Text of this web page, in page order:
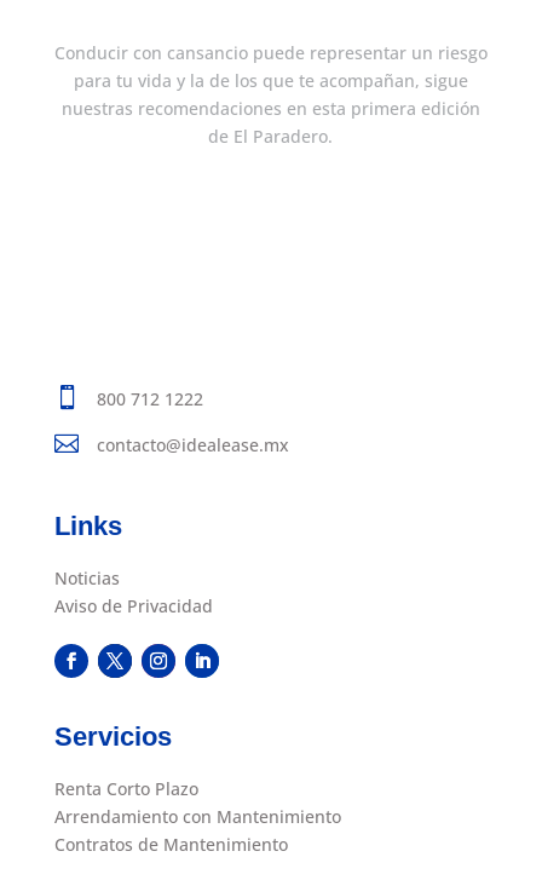
Conducir con cansancio puede representar un riesgo
para tu vida y la de los que te acompañan, sigue
nuestras recomendaciones en esta primera edición
de El Paradero.
 800 712 1222
 contacto@idealease.mx
Links
Noticias
Aviso de Privacidad
Servicios
Renta Corto Plazo
Arrendamiento con Mantenimiento
Contratos de Mantenimiento